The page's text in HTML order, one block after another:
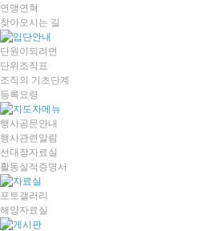
연맹연혁
찾아오시는 길
단원이되려면
단위조직표
조직의 기초단계
등록요령
행사공문안내
행사관련알림
선대장자료실
활동실적증명서
포토갤러리
해양자료실